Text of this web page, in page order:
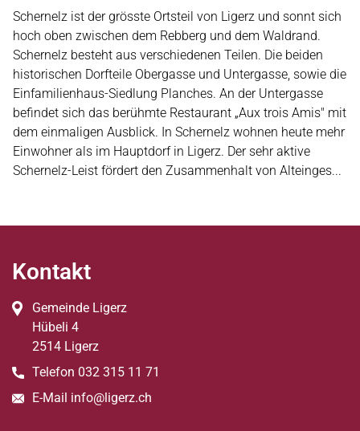
Schernelz ist der grösste Ortsteil von Ligerz und sonnt sich
hoch oben zwischen dem Rebberg und dem Waldrand.
Schernelz besteht aus verschiedenen Teilen. Die beiden
historischen Dorfteile Obergasse und Untergasse, sowie die
Einfamilienhaus-Siedlung Planches. An der Untergasse
befindet sich das berühmte Restaurant „Aux trois Amis" mit
dem einmaligen Ausblick. In Schernelz wohnen heute mehr
Einwohner als im Hauptdorf in Ligerz. Der sehr aktive
Schernelz-Leist fördert den Zusammenhalt von Alteinges...
Kontakt
Gemeinde Ligerz
Hübeli 4
2514 Ligerz
Telefon 032 315 11 71
E-Mail info@ligerz.ch